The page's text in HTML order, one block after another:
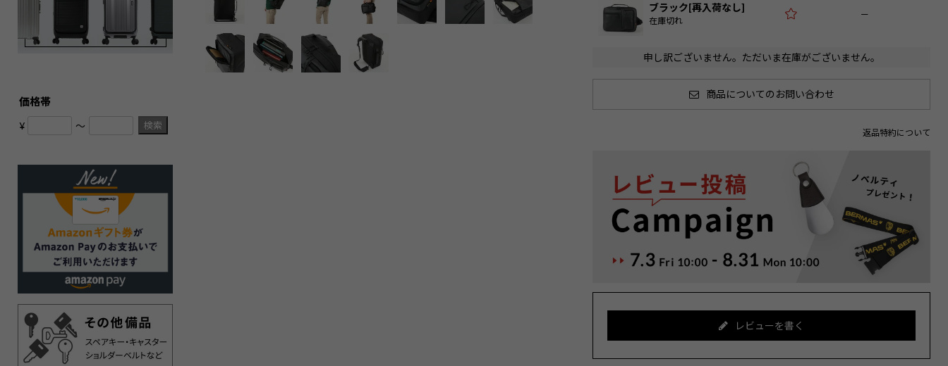
価格帯
¥ 〜 検索
ブラック[再入荷なし]
在庫切れ
—
申し訳ございません。ただいま在庫がございません。
商品についてのお問い合わせ
返品特約について
レビューを書く